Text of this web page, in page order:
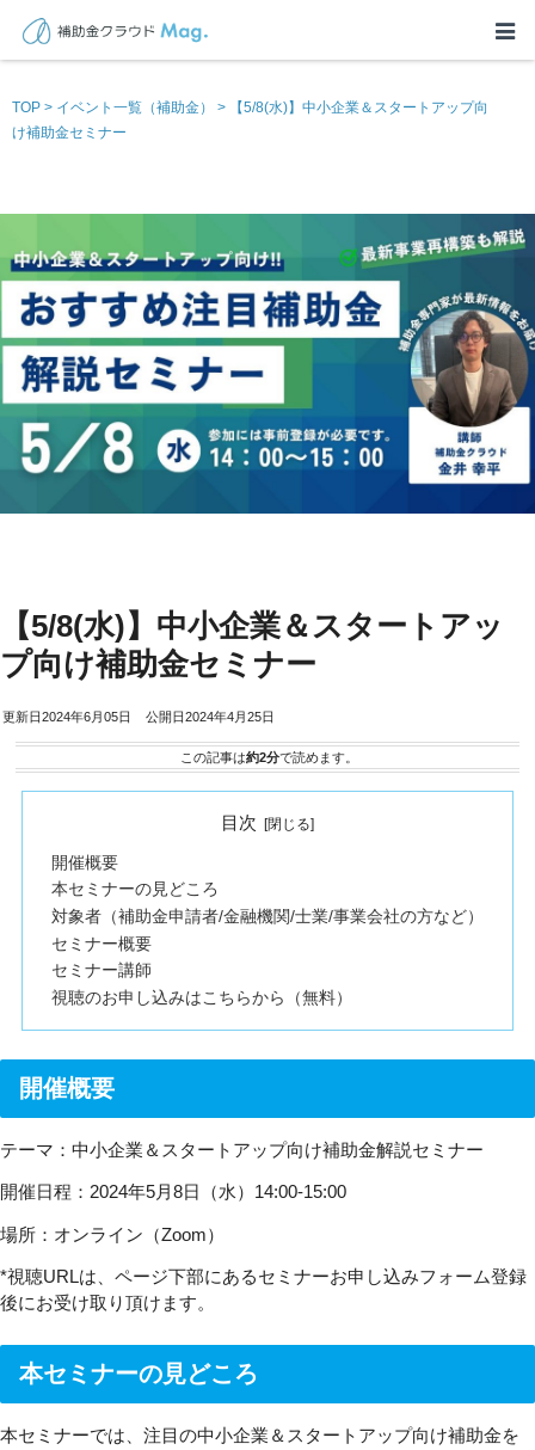
TOP > イベント一覧（補助金） >
【5/8(水)】中小企業＆スタートアップ向
け補助金セミナー
【5/8(水)】中小企業＆スタートアッ
プ向け補助金セミナー
2024年6月05日 2024年4月25日
この記事は約2分で読めます。
目次
開催概要
本セミナーの見どころ
対象者（補助金申請者/金融機関/士業/事業会社の方など）
セミナー概要
セミナー講師
視聴のお申し込みはこちらから（無料）
開催概要
テーマ：中小企業＆スタートアップ向け補助金解説セミナー
開催日程：2024年5月8日（水）14:00-15:00
場所：オンライン（Zoom）
*視聴URLは、ページ下部にあるセミナーお申し込みフォーム登録
後にお受け取り頂けます。
本セミナーの見どころ
本セミナーでは、注目の中小企業＆スタートアップ向け補助金を